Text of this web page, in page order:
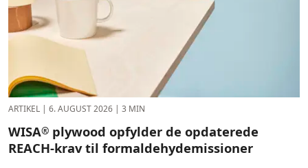
ARTIKEL | 6. AUGUST 2026 | 3 MIN
WISA® plywood opfylder de opdaterede
REACH-krav til formaldehyd­emissioner